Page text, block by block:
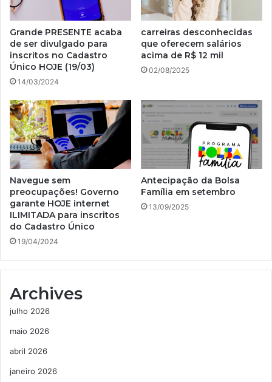
Grande PRESENTE acaba
de ser divulgado para
inscritos no Cadastro
Único HOJE (19/03)
14/03/2024
carreiras desconhecidas
que oferecem salários
acima de R$ 12 mil
02/08/2025
Navegue sem
preocupações! Governo
garante HOJE internet
ILIMITADA para inscritos
do Cadastro Único
19/04/2024
Antecipação da Bolsa
Família em setembro
13/09/2025
Archives
julho 2026
maio 2026
abril 2026
janeiro 2026